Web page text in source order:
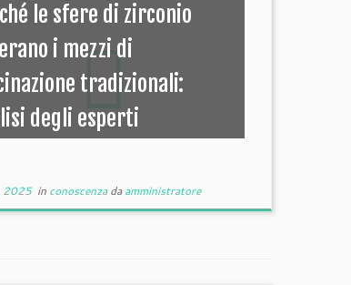
le sfere di zirconio
i mezzi di
tradizionali:
degli esperti
2025in conoscenzadaamministratore